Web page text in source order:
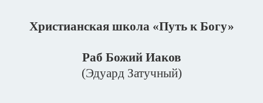
Христианская школа «Путь к Богу»
Раб Божий Иаков
(Эдуард Затучный)